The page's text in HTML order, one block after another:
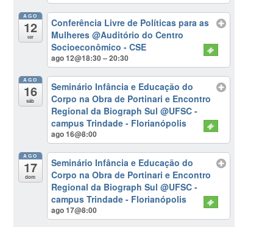
AGO
12
ter
Conferência Livre de Políticas para as
Mulheres@Auditório do Centro
Socioeconômico - CSE
ago 12@18:30 – 20:30
AGO
16
sáb
Seminário Infância e Educação do
Corpo na Obra de Portinari e Encontro
Regional da Biograph Sul@UFSC -
campus Trindade - Florianópolis
ago 16@8:00
AGO
17
dom
Seminário Infância e Educação do
Corpo na Obra de Portinari e Encontro
Regional da Biograph Sul@UFSC -
campus Trindade - Florianópolis
ago 17@8:00